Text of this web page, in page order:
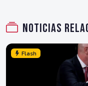
Noticias
Flash